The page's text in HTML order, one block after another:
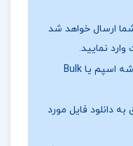
شامل
که هر درس به
شده است. این
تا مفاهیم
درک کنند و به صورت
ارسال خواهد شد
نمایید.
ممکن است ایمیل ارسالی به پوشه اسپم یا Bulk
دانلود فایل مورد